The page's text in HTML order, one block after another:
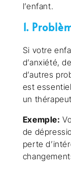
l’enfant.
1.
Si votre
d’anxiété,
d’autres
est
un
Exemple:
de
perte